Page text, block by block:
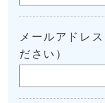
メールアドレ
ださい）